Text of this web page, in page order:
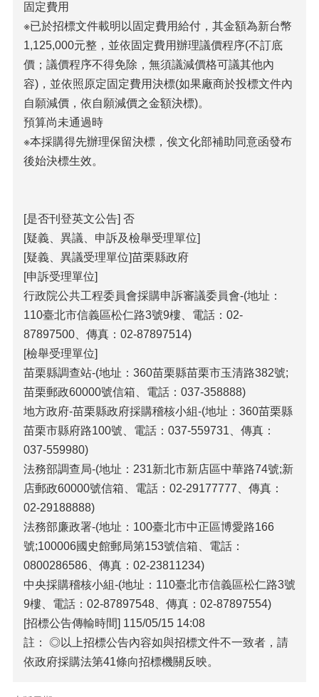
固定費用
※已於招標文件載明以固定費用給付，其金額為新台幣
1,125,000元整，並依固定費用辦理議價程序(不訂底
價；議價程序不得免除，無須議減價格可議其他內
容)，並依照原定固定費用決標(如果廠商於投標文件內
自願減價，依自願減價之金額決標)。
預算尚未通過時
※本採購得先辦理保留決標，俟文化部補助同意函發布
後始決標生效。
[是否刊登英文公告] 否
[疑義、異議、申訴及檢舉受理單位]
[疑義、異議受理單位]苗栗縣政府
[申訴受理單位]
行政院公共工程委員會採購申訴審議委員會-(地址：
110臺北市信義區松仁路3號9樓、電話：02-
87897500、傳真：02-87897514)
[檢舉受理單位]
苗栗縣調查站-(地址：360苗栗縣苗栗市玉清路382號;
苗栗郵政60000號信箱、電話：037-358888)
地方政府-苗栗縣政府採購稽核小組-(地址：360苗栗縣
苗栗市縣府路100號、電話：037-559731、傳真：
037-559980)
法務部調查局-(地址：231新北市新店區中華路74號;新
店郵政60000號信箱、電話：02-29177777、傳真：
02-29188888)
法務部廉政署-(地址：100臺北市中正區博愛路166
號;100006國史館郵局第153號信箱、電話：
0800286586、傳真：02-23811234)
中央採購稽核小組-(地址：110臺北市信義區松仁路3號
9樓、電話：02-87897548、傳真：02-87897554)
[招標公告傳輸時間] 115/05/15 14:08
註： ◎以上招標公告內容如與招標文件不一致者，請
依政府採購法第41條向招標機關反映。